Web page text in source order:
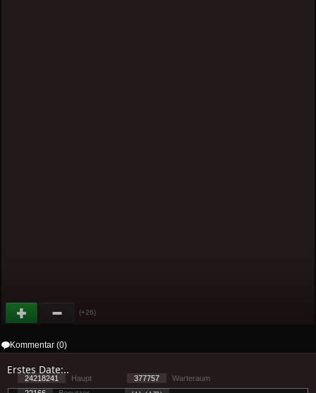
(+26)
Kommentar (0)
Erstes Date:..
24218241 Haupt 377757
Warteraum